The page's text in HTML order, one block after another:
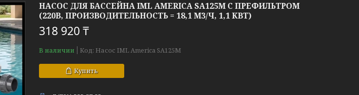
НАСОС ДЛЯ БАССЕЙНА IML AMERICA SA125М C ПРЕФИЛЬТРОМ
(220В, ПРОИЗВОДИТЕЛЬНОСТЬ = 18,1 М3/Ч, 1,1 КВТ)
318 920 ₸
В наличии Код: Насос IML America SA125М
Купить